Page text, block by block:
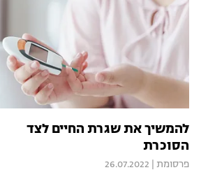
להמשיך את שגרת החיים לצד
הסוכרת
פרסומת 26.07.2022